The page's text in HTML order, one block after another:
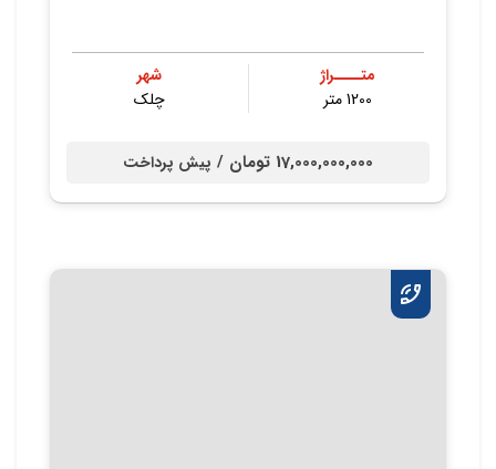
متــــراژ
1200 متر
شهر
چلك
17,000,000,000 تومان / پیش پرداخت